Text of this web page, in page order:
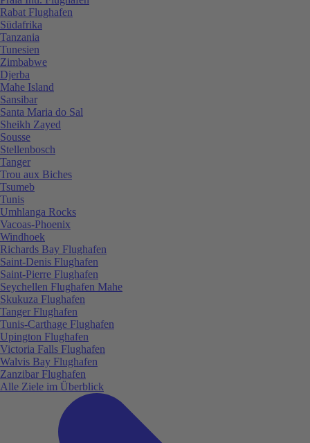
Rabat Flughafen
Südafrika
Tanzania
Tunesien
Zimbabwe
Djerba
Mahe Island
Sansibar
Santa Maria do Sal
Sheikh Zayed
Sousse
Stellenbosch
Tanger
Trou aux Biches
Tsumeb
Tunis
Umhlanga Rocks
Vacoas-Phoenix
Windhoek
Richards Bay Flughafen
Saint-Denis Flughafen
Saint-Pierre Flughafen
Seychellen Flughafen Mahe
Skukuza Flughafen
Tanger Flughafen
Tunis-Carthage Flughafen
Upington Flughafen
Victoria Falls Flughafen
Walvis Bay Flughafen
Zanzibar Flughafen
Alle Ziele im Überblick